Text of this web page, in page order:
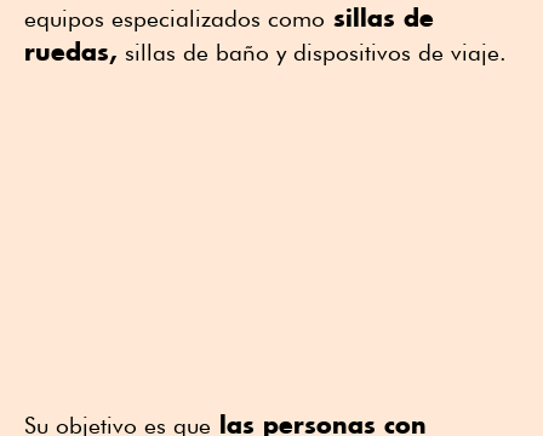
equipos especializados como sillas de
ruedas, sillas de baño y dispositivos de viaje.
Su objetivo es que las personas con